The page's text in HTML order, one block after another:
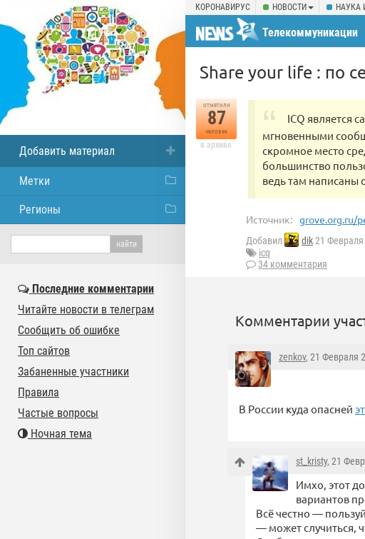
КОРОНАВИРУС НОВОСТИ НАУКА
Телекоммуникации
Share your life : по
отметили
87
человек
в архиве
ICQ является
мгновенными
скромное место
большинство
ведь там написаны
Источник: grove.org.ru/
Добавил dik21
icq
34 комментария
Комментарии
zenkov, 21 Февраля
В России куда опасней
st_kristy, 21
Имхо, этот
вариантов
Всё честно —
— может случиться,
Добавить материал
Метки
Регионы
Последние комментарии
Читайте новости в телеграм
Сообщить об ошибке
Топ сайтов
Забаненные участники
Правила
Частые вопросы
Ночная тема